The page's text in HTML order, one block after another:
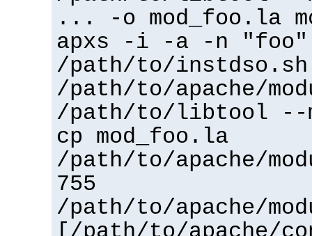
... -o mod_foo.la
apxs -i -a -n "foo"
/path/to/instdso.sh
/path/to/apache/
/path/to/libtool --
cp mod_foo.la
/path/to/apache/
755
/path/to/apache/